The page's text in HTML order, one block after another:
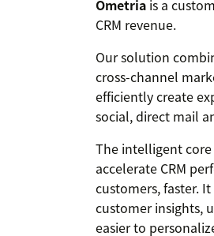
Ometria is a
CRM revenue.
Our solution
cross-channel
efficiently create
social, direct mail
The intelligent
accelerate CRM
customers, faster.
customer insights,
easier to